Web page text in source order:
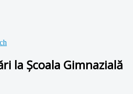
la Școala Gimnazială